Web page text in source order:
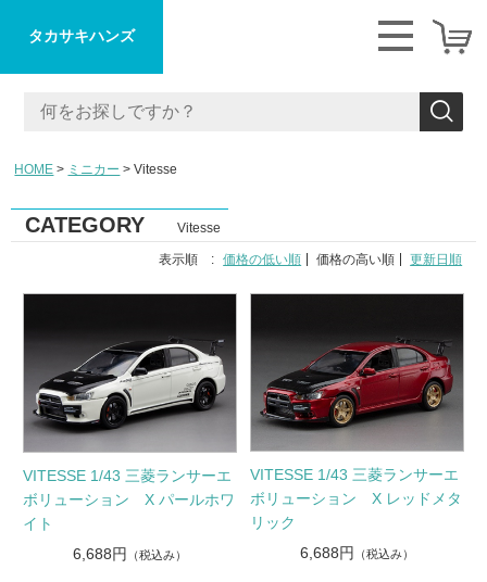
タカサキハンズ
HOME ミニカー Vitesse
CATEGORY Vitesse
表示順 : 価格の低い順 価格の高い順 更新日順
VITESSE 1/43 三菱ランサーエ
ボリューション X パールホワ
イト
6,688円
（税込み）
VITESSE 1/43 三菱ランサーエ
ボリューション X レッドメタ
リック
6,688円
（税込み）